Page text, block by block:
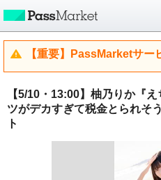
【重要】PassMarketサー
【5/10・13:00】柚乃りか『
ツがデカすぎて税金とられそ
ト